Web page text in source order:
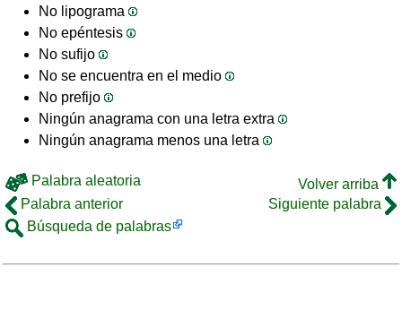
No lipograma
No epéntesis
No sufijo
No se encuentra en el medio
No prefijo
Ningún anagrama con una letra extra
Ningún anagrama menos una letra
Palabra aleatoria
Volver arriba
Palabra anterior
Siguiente palabra
Búsqueda de palabras